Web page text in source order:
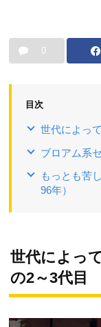
0
目次
世代によっ
ブロアム系
もっとも苦
96年）
世代によっ
の2～3代目